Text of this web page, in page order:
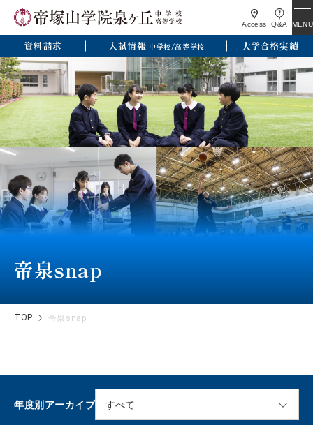
Access Q&A MENU
資料請求 入試情報 中学校/高等学校 大学合格実績
帝泉snap
TOP 帝泉snap
年度別アーカイブ